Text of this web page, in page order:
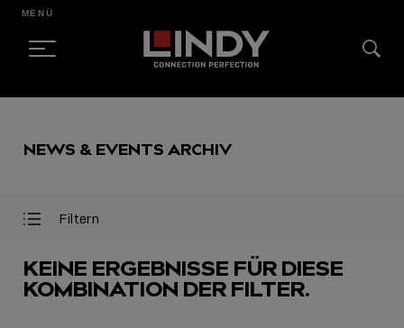
CONTENT
MENÜ
NEWS & EVENTS ARCHIV
Filter
Filter
Filtern
KEINE ERGEBNISSE FÜR DIESE
KOMBINATION DER FILTER.